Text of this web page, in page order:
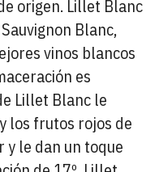
origen. Lillet Blanc
Blanc,
vinos blancos
es
Lillet Blanc le
los frutos rojos de
y le dan un toque